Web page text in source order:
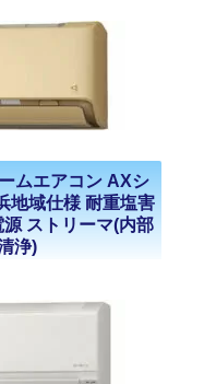
ムエアコン AXシ
地域仕様 耐重塩害
ストリーマ(内部
浄)